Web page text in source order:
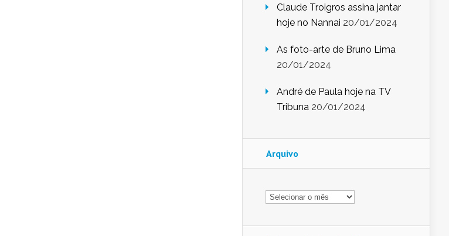
Claude Troigros assina jantar
hoje no Nannai 20/01/2024
As foto-arte de Bruno Lima
20/01/2024
André de Paula hoje na TV
Tribuna 20/01/2024
Arquivo
Arquivo